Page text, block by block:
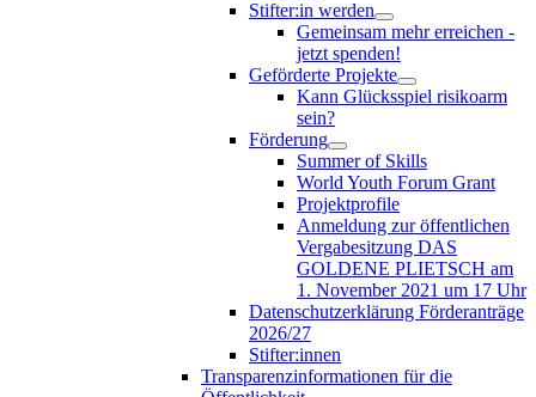
Stifter:in werden
Gemeinsam mehr erreichen -
jetzt spenden!
Geförderte Projekte
Kann Glücksspiel risikoarm
sein?
Förderung
Summer of Skills
World Youth Forum Grant
Projektprofile
Anmeldung zur öffentlichen
Vergabesitzung DAS
GOLDENE PLIETSCH am
1. November 2021 um 17 Uhr
Datenschutzerklärung Förderanträge
2026/27
Stifter:innen
Transparenzinformationen für die